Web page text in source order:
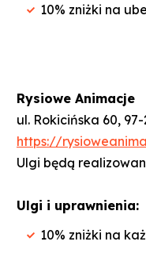
10% zniżki na
Rysiowe Animacje
ul. Rokicińska 60,
https://
Ulgi będą
Ulgi i uprawnienia:
10% zniżki na